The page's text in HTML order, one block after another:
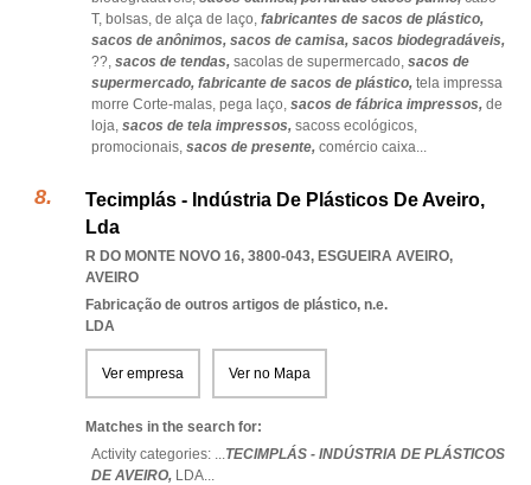
T, bolsas, de alça de laço, fabricantes de sacos de plástico,
sacos de anônimos, sacos de camisa, sacos biodegradáveis,
??, sacos de tendas, sacolas de supermercado, sacos de
supermercado, fabricante de sacos de plástico, tela impressa
morre Corte-malas, pega laço, sacos de fábrica impressos, de
loja, sacos de tela impressos, sacoss ecológicos,
promocionais, sacos de presente, comércio caixa...
Tecimplás - Indústria De Plásticos De Aveiro,
Lda
R DO MONTE NOVO 16, 3800-043, ESGUEIRA AVEIRO,
AVEIRO
Fabricação de outros artigos de plástico, n.e.
LDA
Ver empresa Ver no Mapa
Matches in the search for:
Activity categories: ...TECIMPLÁS - INDÚSTRIA DE PLÁSTICOS
DE AVEIRO, LDA...